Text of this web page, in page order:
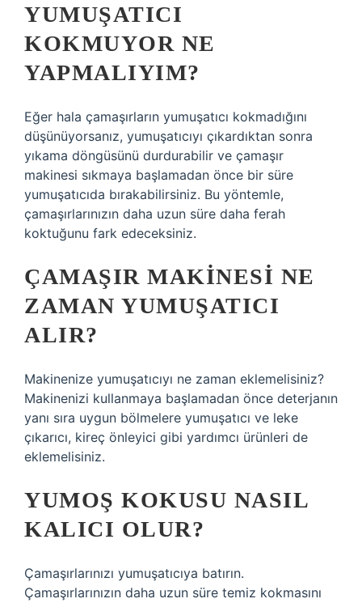
YUMUŞATICI
KOKMUYOR NE
YAPMALIYIM?
Eğer hala çamaşırların yumuşatıcı kokmadığını
düşünüyorsanız, yumuşatıcıyı çıkardıktan sonra
yıkama döngüsünü durdurabilir ve çamaşır
makinesi sıkmaya başlamadan önce bir süre
yumuşatıcıda bırakabilirsiniz. Bu yöntemle,
çamaşırlarınızın daha uzun süre daha ferah
koktuğunu fark edeceksiniz.
ÇAMAŞIR MAKINESI NE
ZAMAN YUMUŞATICI
ALIR?
Makinenize yumuşatıcıyı ne zaman eklemelisiniz?
Makinenizi kullanmaya başlamadan önce deterjanın
yanı sıra uygun bölmelere yumuşatıcı ve leke
çıkarıcı, kireç önleyici gibi yardımcı ürünleri de
eklemelisiniz.
YUMOŞ KOKUSU NASIL
KALICI OLUR?
Çamaşırlarınızı yumuşatıcıya batırın.
Çamaşırlarınızın daha uzun süre temiz kokmasını